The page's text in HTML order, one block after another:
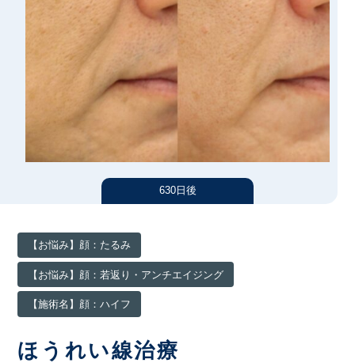
シワ
たるみ
ニキビ・ニキビ跡
肌質改善
汗・におい
男性美容内科
アートメイク
アートメイク
ヘアアートメイク
アクセス（大阪）
施術料金一覧
クリニック案内
東京（総合サイト）
名古屋
福岡
症例写真
医師紹介
630日後
【お悩み】顔：たるみ
【お悩み】顔：若返り・アンチエイジング
【施術名】顔：ハイフ
ほうれい線治療